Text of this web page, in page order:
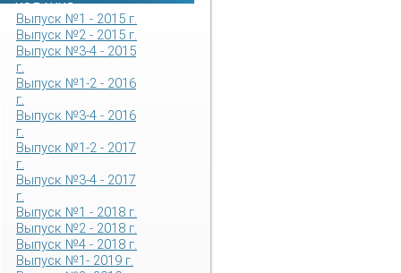
ИЗДАНИЯ
Выпуск №1 - 2015 г.
Выпуск №2 - 2015 г.
Выпуск №3-4 - 2015
г.
Выпуск №1-2 - 2016
г.
Выпуск №3-4 - 2016
г.
Выпуск №1-2 - 2017
г.
Выпуск №3-4 - 2017
г.
Выпуск №1 - 2018 г.
Выпуск №2 - 2018 г.
Выпуск №4 - 2018 г.
Выпуск №1- 2019 г.